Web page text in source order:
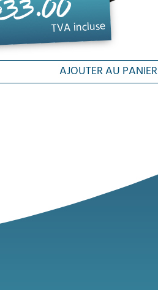
TVA incluse
AJOUTER AU PANIER